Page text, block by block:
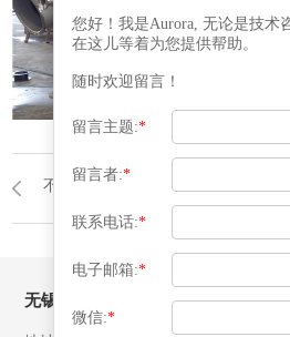
不锈钢普通非标设备
无锡益腾压力容器有限公司
您好！我是Aurora, 无论是技术
在这儿等着为您提供帮助。
随时欢迎留言！
留言主题:*
留言者:*
联系电话:*
电子邮箱:*
微信:*